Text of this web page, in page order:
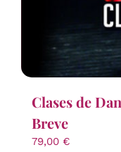
Clases de
Breve
79,00 €